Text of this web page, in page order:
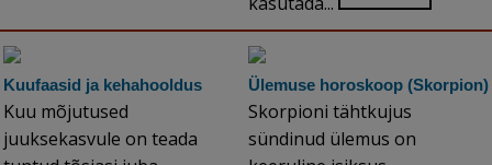
Kuufaasid ja kehahooldus
Kuu mõjutused
juuksekasvule on teada
Ülemuse horoskoop (Skorpion)
Skorpioni tähtkujus
sündinud ülemus on